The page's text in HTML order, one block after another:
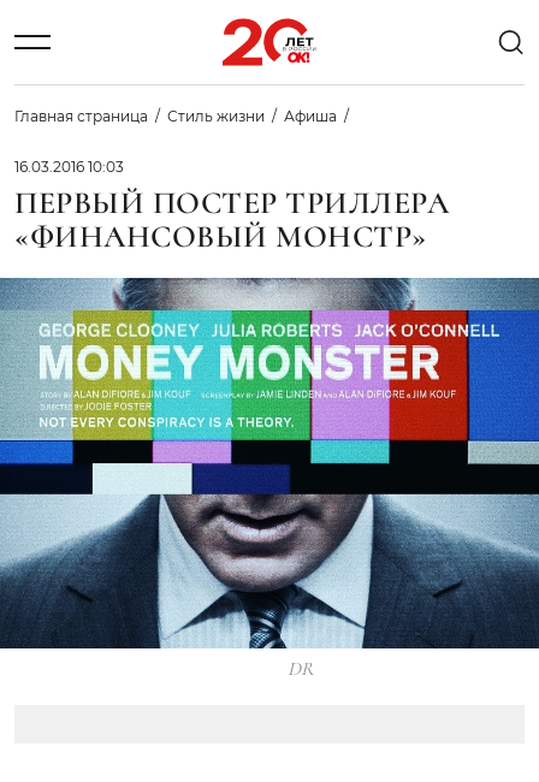
Главная страница Стиль жизни Афиша
16.03.2016 10:03
ПЕРВЫЙ ПОСТЕР ТРИЛЛЕРА
«ФИНАНСОВЫЙ МОНСТР»
DR